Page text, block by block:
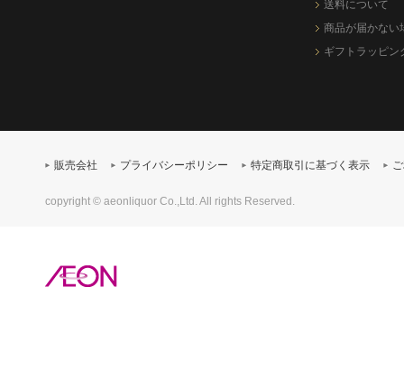
送料について
商品が届かない
ギフトラッピン
販売会社 プライバシーポリシー 特定商取引に基づく表示
copyright © aeonliquor Co.,Ltd. All rights Reserved.